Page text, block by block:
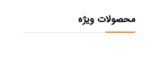
محصولات ویژه